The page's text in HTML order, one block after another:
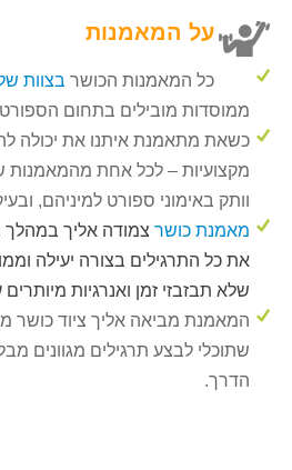
על המאמנות
כל המאמנות הכושר בצוות
ממוסדות מובילים בתחום הספורט
כשאת מתאמנת איתנו את יכולה
מקצועיות – לכל אחת מהמאמנות
וותק באימוני ספורט למיניהם,
מאמנת כושר צמודה אליך במהלך
את כל התרגילים בצורה יעילה
שלא תבזבזי זמן ואנרגיות מיותרים
המאמנת מביאה אליך ציוד כושר
שתוכלי לבצע תרגילים מגוונים
הדרך.